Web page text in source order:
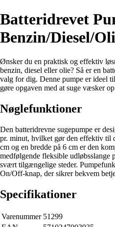
Batteridrevet
Benzin/Diesel/
Ønsker du en praktisk og effektiv
benzin, diesel eller olie? Så er en
valg for dig. Denne pumpe er ideel
gøre opgaven med at suge væsker
Nøglefunktioner
Den batteridrevne sugepumpe er
pr. minut, hvilket gør den effektiv til
cm og en bredde på 6 cm er den
medfølgende fleksible udløbsslange
svært tilgængelige steder.
On/Off-knap, der sikrer bekvem
Specifikationer
Varenummer 51299